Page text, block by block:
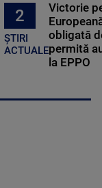
2
ȘTIRI
ACTUALE
Victorie
obligată
permită
la EPPO